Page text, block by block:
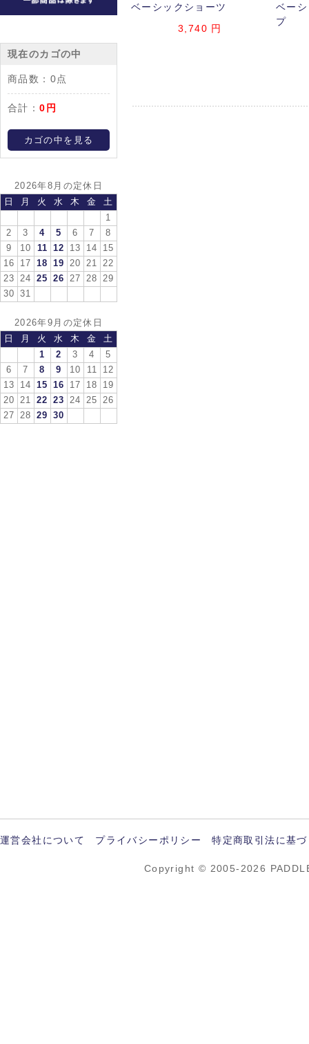
現在のカゴの中
商品数： 0点
合計：0円
カゴの中を見る
2026年8月の定休日
日
月 火 水 木 金
土
1
2
3 4 5 6 7
8
9
10 11 12 13 14
15
16
17 18 19 20 21
22
23
24 25 26 27 28
29
30
31
2026年9月の定休日
日
月 火 水 木 金
土
1
2 3 4
5
6
7 8 9 10 11
12
13
14 15 16 17 18
19
20
21 22 23 24 25
26
27
28 29 30
ベーシックショーツ
3,740 円
ベー
プ
運営会社について プライバシーポリシー 特定商取引法に基
Copyright © 2005-2026